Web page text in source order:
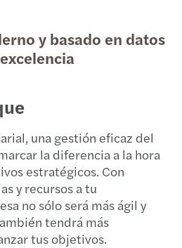
y basado en datos
una gestión eficaz del
la diferencia a la hora
estratégicos. Con
y recursos a tu
no sólo será más ágil y
tendrá más
tus objetivos.